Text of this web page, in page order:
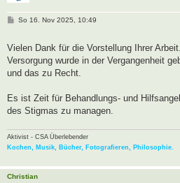
B
t
r
a
g
So 16. Nov 2025, 10:49
Vielen Dank für die Vorstellung Ihrer
Versorgung wurde in der Vergangenheit
und das zu Recht.
Es ist Zeit für Behandlungs- und
des Stigmas zu managen.
Aktivist - CSA Überlebender
Kochen, Musik, Bücher, Fotografieren, Philosophie.
Christian